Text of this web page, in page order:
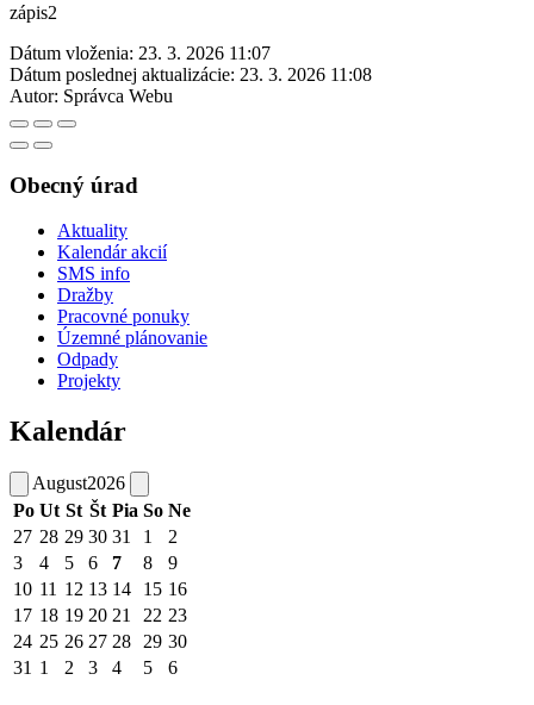
zápis2
Dátum vloženia: 23. 3. 2026 11:07
Dátum poslednej aktualizácie: 23. 3. 2026 11:08
Autor: Správca Webu
Obecný úrad
Aktuality
Kalendár akcií
SMS info
Dražby
Pracovné ponuky
Územné plánovanie
Odpady
Projekty
Kalendár
August2026
Po Ut St Št Pia So Ne
27 28 29 30 31 1
2
3
4 5 6 7 8
9
10 11 12 13 14 15 16
17 18 19 20 21 22 23
24 25 26 27 28 29 30
31 1 2 3 4 5 6